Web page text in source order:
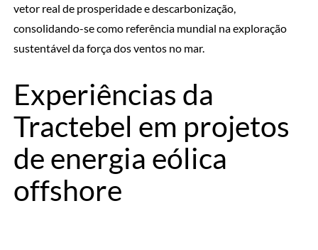
vetor real de prosperidade e descarbonização,
consolidando-se como referência mundial na exploração
sustentável da força dos ventos no mar.
Experiências da
Tractebel em projetos
de energia eólica
offshore